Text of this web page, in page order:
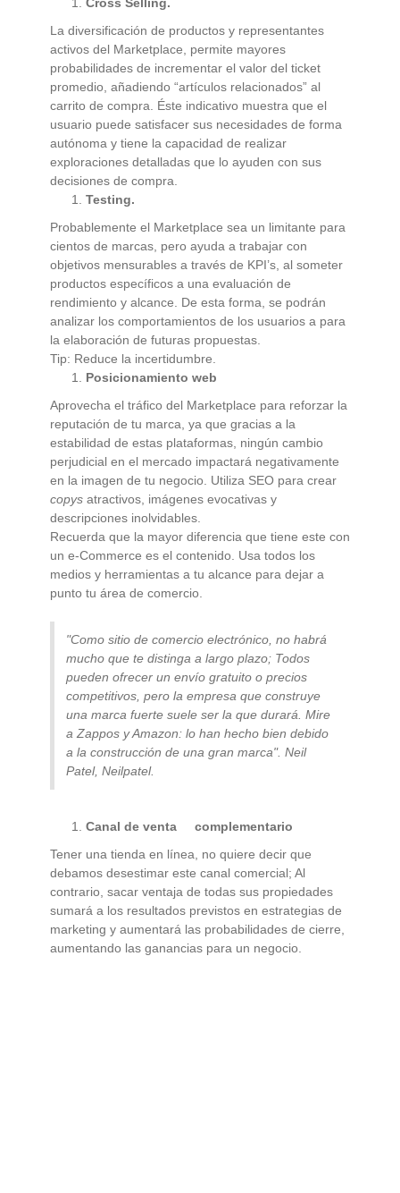
La diversificación de productos y representantes
activos del Marketplace, permite mayores
probabilidades de incrementar el valor del ticket
promedio, añadiendo “artículos relacionados” al
carrito de compra. Éste indicativo muestra que el
usuario puede satisfacer sus necesidades de forma
autónoma y tiene la capacidad de realizar
exploraciones detalladas que lo ayuden con sus
decisiones de compra.
Testing.
Probablemente el Marketplace sea un limitante para
cientos de marcas, pero ayuda a trabajar con
objetivos mensurables a través de KPI’s, al someter
productos específicos a una evaluación de
rendimiento y alcance. De esta forma, se podrán
analizar los comportamientos de los usuarios a para
la elaboración de futuras propuestas.
Tip: Reduce la incertidumbre.
Posicionamiento web
Aprovecha el tráfico del Marketplace para reforzar la
reputación de tu marca, ya que gracias a la
estabilidad de estas plataformas, ningún cambio
perjudicial en el mercado impactará negativamente
en la imagen de tu negocio. Utiliza SEO para crear
copys atractivos, imágenes evocativas y
descripciones inolvidables.
Recuerda que la mayor diferencia que tiene este con
un e-Commerce es el contenido. Usa todos los
medios y herramientas a tu alcance para dejar a
punto tu área de comercio.
"Como sitio de comercio electrónico, no habrá
mucho que te distinga a largo plazo; Todos
pueden ofrecer un envío gratuito o precios
competitivos, pero la empresa que construye
una marca fuerte suele ser la que durará. Mire
a Zappos y Amazon: lo han hecho bien debido
a la construcción de una gran marca". Neil
Patel, Neilpatel.
Canal de venta complementario
Tener una tienda en línea, no quiere decir que
debamos desestimar este canal comercial; Al
contrario, sacar ventaja de todas sus propiedades
sumará a los resultados previstos en estrategias de
marketing y aumentará las probabilidades de cierre,
aumentando las ganancias para un negocio.